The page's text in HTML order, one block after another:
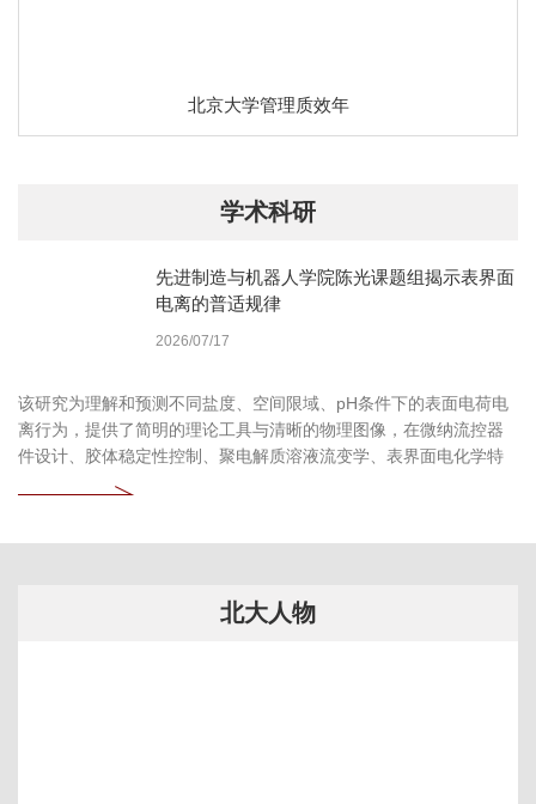
北京大学管理质效年
学术科研
先进制造与机器人学院陈光课题组揭示表界面
电离的普适规律
2026/07/17
该研究为理解和预测不同盐度、空间限域、pH条件下的表面电荷电
离行为，提供了简明的理论工具与清晰的物理图像，在微纳流控器
件设计、胶体稳定性控制、聚电解质溶液流变学、表界面电化学特
性表征等领域具有广泛的应用前景。
北大人物